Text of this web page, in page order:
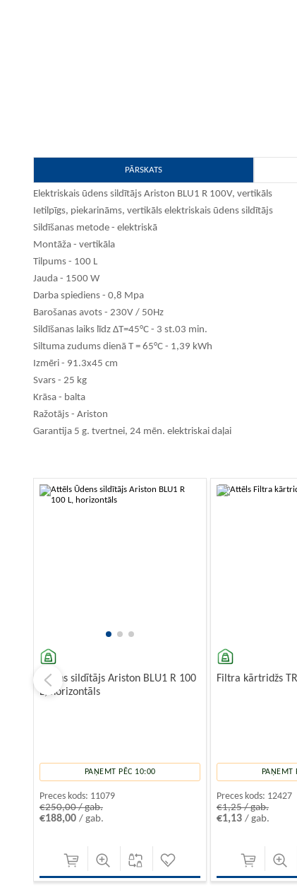
PĀRSKATS
Elektriskais ūdens sildītājs Ariston BLU1 R 100V, vertikāls
Ietilpīgs, piekarināms, vertikāls elektriskais ūdens sildītājs
Sildīšanas metode - elektriskā
Montāža - vertikāla
Tilpums - 100 L
Jauda - 1500 W
Darba spiediens - 0,8 Mpa
Barošanas avots - 230V / 50Hz
Sildīšanas laiks līdz ΔT=45°C - 3 st.03 min.
Siltuma zudums dienā T = 65°C - 1,39 kWh
Izmēri - 91.3x45 cm
Svars - 25 kg
Krāsa - balta
Ražotājs - Ariston
Garantija 5 g. tvertnei, 24 mēn. elektriskai daļai
Ūdens sildītājs Ariston BLU1 R 100
L, horizontāls
PAŅEMT PĒC 10:00
Preces kods: 11079
€250,00 / gab.
€188,00 / gab.
Filtra kārtridžs
PAŅEMT
Preces kods: 12427
€1,25 / gab.
€1,13 / gab.